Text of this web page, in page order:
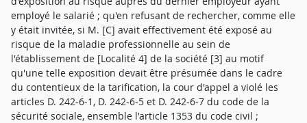
employé le salarié ; qu'en refusant de rechercher, comme elle
y était invitée, si M. [C] avait effectivement été exposé au
risque de la maladie professionnelle au sein de
l'établissement de [Localité 4] de la société [3] au motif
qu'une telle exposition devait être présumée dans le cadre
du contentieux de la tarification, la cour d'appel a violé les
articles D. 242-6-1, D. 242-6-5 et D. 242-6-7 du code de la
sécurité sociale, ensemble l'article 1353 du code civil ;